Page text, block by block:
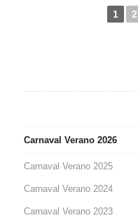
1 2
Carnaval Verano 2026
Carnaval Verano 2025
Carnaval Verano 2024
Carnaval Verano 2023